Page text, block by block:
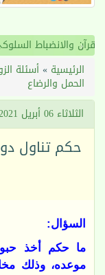
‹
الرئيسية »أسئلة
الحمل والرضاع
الثلاثاء 06 أبريل 2021 - 24 شعبان 1442هـ
حكم تناول
السؤال:
ما حكم أخذ